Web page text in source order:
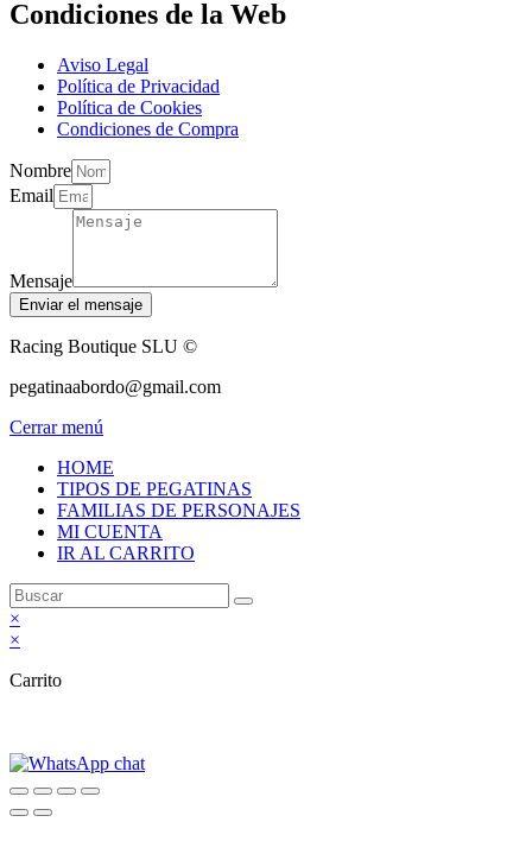
Condiciones de la Web
Aviso Legal
Política de Privacidad
Política de Cookies
Condiciones de Compra
Nombre
Email
Mensaje
Enviar el mensaje
Racing Boutique SLU ©
pegatinaabordo@gmail.com
Cerrar menú
HOME
TIPOS DE PEGATINAS
FAMILIAS DE PERSONAJES
MI CUENTA
IR AL CARRITO
×
×
Carrito